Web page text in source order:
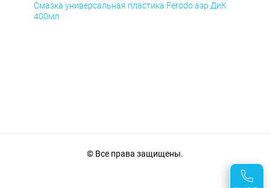
Смазка универсальная пластика Ferodo аэр ДиК
400мл
© Все права защищены.